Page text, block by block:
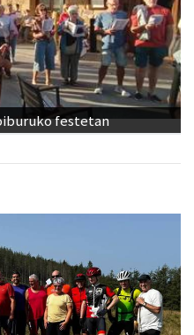
festetan